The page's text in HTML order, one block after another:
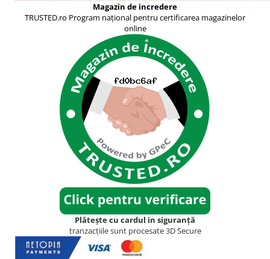
Magazin de incredere
TRUSTED.ro Program național pentru certificarea magazinelor
online
Plătește cu cardul in siguranță
tranzacțiile sunt procesate 3D Secure